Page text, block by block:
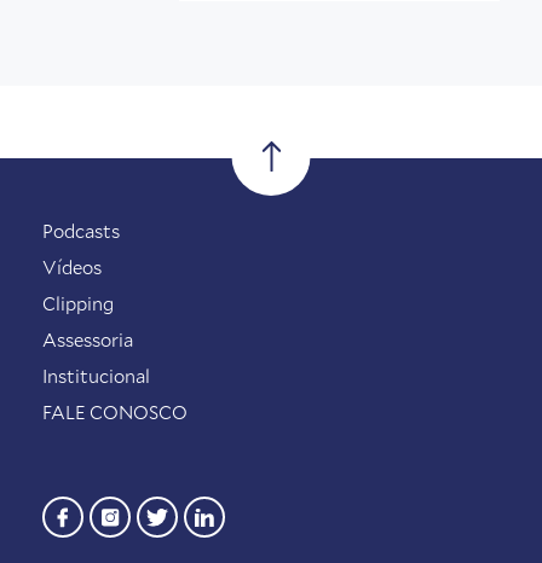
Podcasts
Vídeos
Clipping
Assessoria
Institucional
FALE CONOSCO